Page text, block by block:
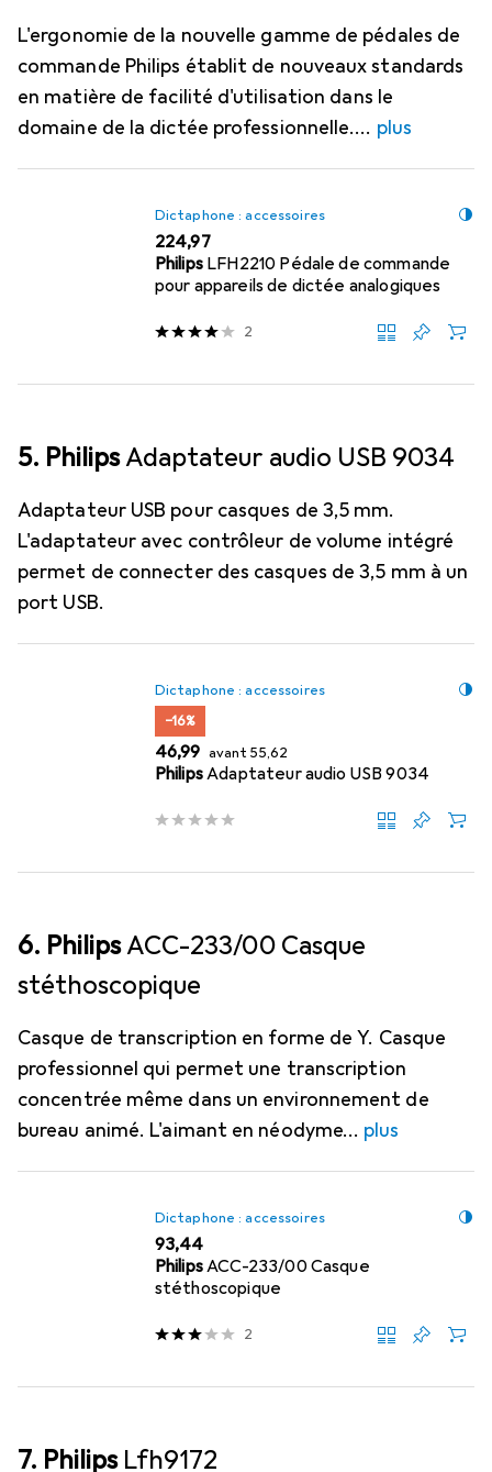
L'ergonomie de la nouvelle gamme de pédales de
commande Philips établit de nouveaux standards
en matière de facilité d'utilisation dans le
domaine de la dictée professionnelle.
plus
Dictaphone : accessoires
EUR
224,97
Philips LFH2210 Pédale de commande
pour appareils de dictée analogiques
2
5. PhilipsAdaptateur audio USB 9034
Adaptateur USB pour casques de 3,5 mm.
L'adaptateur avec contrôleur de volume intégré
permet de connecter des casques de 3,5 mm à un
port USB.
Dictaphone : accessoires
−16%
EUR
46,99 avantEUR
55,62
PhilipsAdaptateur audio USB 9034
6. PhilipsACC-233/00 Casque
stéthoscopique
Casque de transcription en forme de Y. Casque
professionnel qui permet une transcription
concentrée même dans un environnement de
bureau animé. L'aimant en néodyme
plus
Dictaphone : accessoires
EUR
93,44
PhilipsACC-233/00 Casque
stéthoscopique
2
7. PhilipsLfh9172